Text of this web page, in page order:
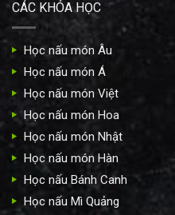
CÁC KHÓA HỌC
Học nấu món Âu
Học nấu món Á
Học nấu món Việt
Học nấu món Hoa
Học nấu món Nhật
Học nấu món Hàn
Học nấu Bánh Canh
Học nấu Mì Quảng